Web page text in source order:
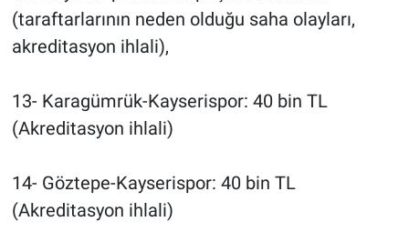
(taraftarlarının neden olduğu saha olayları,
akreditasyon ihlali),
13- Karagümrük-Kayserispor: 40 bin TL
(Akreditasyon ihlali)
14- Göztepe-Kayserispor: 40 bin TL
(Akreditasyon ihlali)